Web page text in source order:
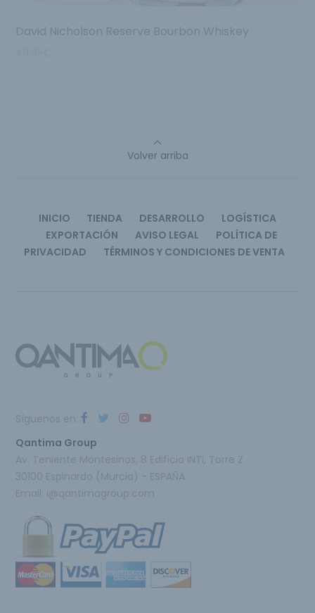
David Nicholson Reserve Bourbon Whiskey
Volver arriba
INICIO TIENDA DESARROLLO
LOGÍSTICA
EXPORTACIÓN
AVISO LEGAL
POLÍTICA DE
PRIVACIDAD
TÉRMINOS Y CONDICIONES DE VENTA
Qantima Group